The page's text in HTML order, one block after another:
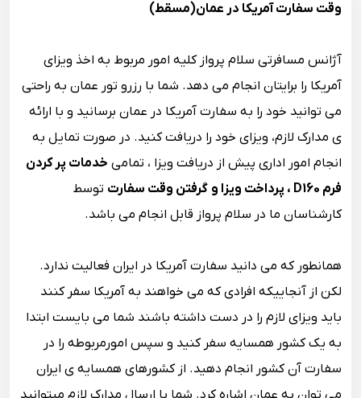
وقت سفارت آمریکا در عمان(مسقط)
آژانس مسافرتی سلام پرواز کلیه امور مربوط به اخذ ویزای
آمریکا را برایتان انجام می دهد. شما با رزرو تور عمان به راحتی
می توانید خود را به سفارت آمریکا در عمان برسانید و با ارائه
ی مدارک لازم، ویزای خود را دریافت کنید. در صورت تمایل به
انجام امور اداری پیش از دریافت ویزا ، تمامی خدمات پر کردن
فرم D160 ، پرداخت ویزا و گرفتن وقت سفارت
توسط
کارشناسان ما در سلام پرواز قابل انجام می باشد.
همانطور که می دانید سفارت آمریکا در ایران فعالیت ندارد.
لکن از آنجاییکه افرادی که می خواهند به آمریکا سفر کنند
باید ویزای لازم را در دست داشته باشند شما می بایست ابتدا
به یک کشور همسایه سفر کنید و سپس امورمربوطه را در
سفارت آن کشور انجام دهید. از کشورهای همسایه ی ایران
می توان به عمان اشاره کرد. شما با ارسال مدارک لازم میتوانید